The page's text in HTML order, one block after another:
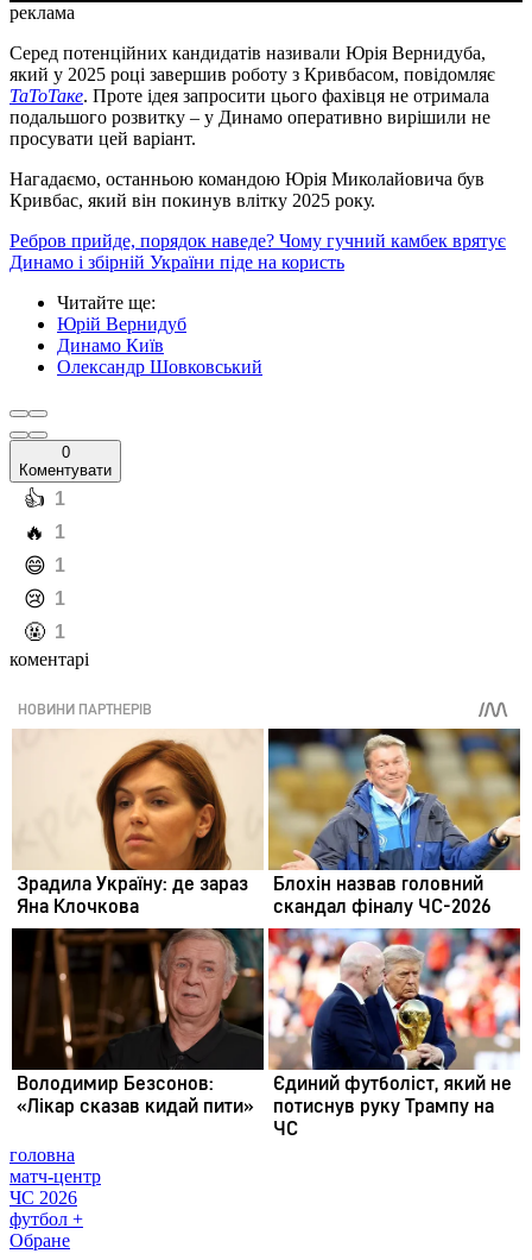
реклама
Серед потенційних кандидатів називали Юрія Вернидуба,
який у 2025 році завершив роботу з Кривбасом, повідомляє
ТаТоТаке. Проте ідея запросити цього фахівця не отримала
подальшого розвитку – у Динамо оперативно вирішили не
просувати цей варіант.
Нагадаємо, останньою командою Юрія Миколайовича був
Кривбас, який він покинув влітку 2025 року.
Ребров прийде, порядок наведе? Чому гучний камбек врятує
Динамо і збірній України піде на користь
Читайте ще:
Юрій Вернидуб
Динамо Київ
Олександр Шовковський
0
Коментувати
️👍 1
️🔥 1
️😄 1
️😢 1
️🤬 1
коментарі
головна
матч-центр
ЧС 2026
футбол +
Обране